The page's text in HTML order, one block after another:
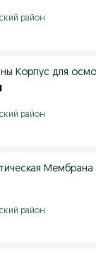
район
Корпус мембраны Корпус
район
район